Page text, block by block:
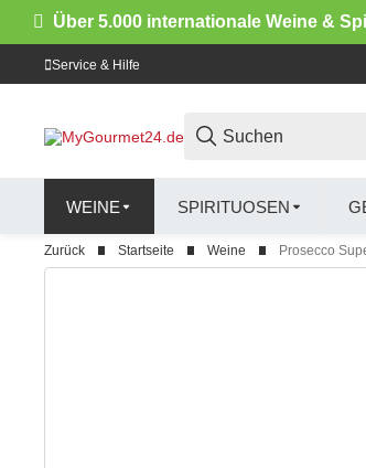
Über 5.000 internationale Weine &
Service & Hilfe
WEINE SPIRITUOSEN
Zurück Startseite Weine Prosecco